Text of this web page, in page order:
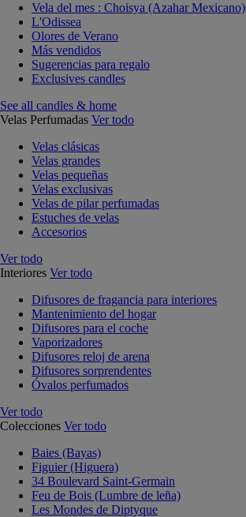
Vela del mes : Choisya (Azahar Mexicano)
L'Odissea
Olores de Verano
Más vendidos
Sugerencias para regalo
Exclusives candles
See all candles & home
Velas Perfumadas Ver todo
Velas clásicas
Velas grandes
Velas pequeñas
Velas exclusivas
Velas de pilar perfumadas
Estuches de velas
Accesorios
Ver todo
Interiores Ver todo
Difusores de fragancia para interiores
Mantenimiento del hogar
Difusores para el coche
Vaporizadores
Difusores reloj de arena
Difusores sorprendentes
Óvalos perfumados
Ver todo
Colecciones Ver todo
Baies (Bayas)
Figuier (Higuera)
34 Boulevard Saint-Germain
Feu de Bois (Lumbre de leña)
Les Mondes de Diptyque